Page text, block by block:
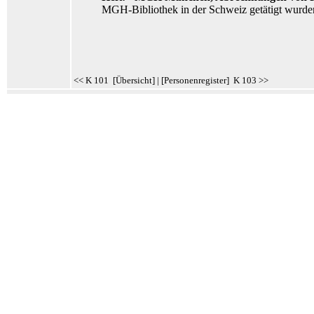
MGH-Bibliothek in der Schweiz getätigt
<< K 101 [Übersicht] | [Personenregister] K 103 >>